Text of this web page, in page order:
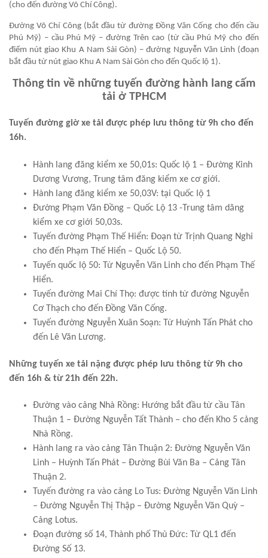
(cho đến đường Võ Chí Công).
Đường Võ Chí Công (bắt đầu từ đường Đồng Văn Cống cho đến cầu
Phú Mỹ) – cầu Phú Mỹ – đường Trên cao (từ cầu Phú Mỹ cho đến
điểm nút giao Khu A Nam Sài Gòn) – đường Nguyễn Văn Linh (đoạn
bắt đầu từ nút giao Khu A Nam Sài Gòn cho đến Quốc lộ 1).
Thông tin về những tuyến đường hành lang cấm
tải ở TPHCM
Tuyến đường giờ xe tải được phép lưu thông từ 9h cho đến
16h.
Hành lang đăng kiểm xe 50,01s: Quốc lộ 1 – Đường Kinh
Dương Vương, Trung tâm đăng kiểm xe cơ giới.
Hành lang đăng kiểm xe 50,03V: tại Quốc lộ 1
Đường Phạm Văn Đồng – Quốc Lộ 13 -Trung tâm dăng
kiểm xe cơ giới 50,03s.
Tuyến đường Phạm Thế Hiển: Đoạn từ Trịnh Quang Nghi
cho đến Phạm Thế Hiển – Quốc Lộ 50.
Tuyến quốc lộ 50: Từ Nguyễn Văn Linh cho đến Phạm Thế
Hiển.
Tuyến đường Mai Chí Thọ: được tính từ đường Nguyễn
Cơ Thạch cho đến Đồng Văn Cống.
Tuyến đường Nguyễn Xuân Soạn: Từ Huỳnh Tấn Phát cho
đến Lê Văn Lương.
Những tuyến xe tải nặng được phép lưu thông từ 9h cho
đến 16h & từ 21h đến 22h.
Đường vào cảng Nhà Rồng: Hướng bắt đầu từ cầu Tân
Thuận 1 – Đường Nguyễn Tất Thành – cho đến Kho 5 cảng
Nhà Rồng.
Hành lang ra vào cảng Tân Thuận 2: Đường Nguyễn Văn
Linh – Huỳnh Tấn Phát – Đường Bùi Văn Ba – Cảng Tân
Thuận 2.
Tuyến đường ra vào cảng Lo Tus: Đường Nguyễn Văn Linh
– Đường Nguyễn Thị Thập – Đường Nguyễn Văn Quỳ –
Cảng Lotus.
Đoạn đường số 14, Thành phố Thủ Đức: Từ QL1 đến
Đường Số 13.